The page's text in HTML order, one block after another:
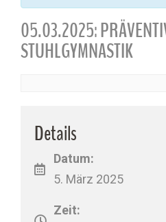
05.03.2025:
STUHLGYMNASTIK
Details
Datum:
5. März 2025
Zeit: